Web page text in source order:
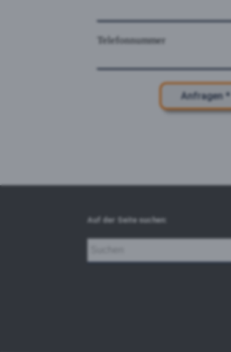
Telefonnummer
Anfragen *
Auf der Seite suchen: